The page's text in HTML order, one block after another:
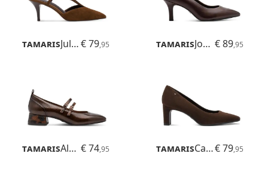
Tamaris Juliane€ 79,95 Tamaris Joane € 89,95
Tamaris Almira € 74,95 Tamaris Candie€ 79,95